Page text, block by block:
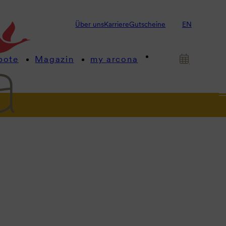
Über unsKarriereGutscheine EN
Magazin my arcona